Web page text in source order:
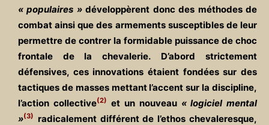
« populaires »développèrent donc des méthodes de
combat ainsi que des armements susceptibles de leur
permettre de contrer la formidable puissance de choc
frontale de la chevalerie.
D’abord strictement
défensives, ces innovations étaient fondées sur des
tactiques de masses mettant l’accent sur la discipline,
l’action collective(2) et un nouveau « logiciel mental
»(3)
radicalement différent de l’ethos chevaleresque,